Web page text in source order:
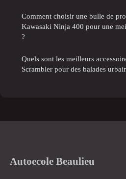
Comment choisir une bulle de
Kawasaki Ninja 400 pour une
?
Quels sont les meilleurs
Scrambler pour des balades
Autoecole Beaulieu